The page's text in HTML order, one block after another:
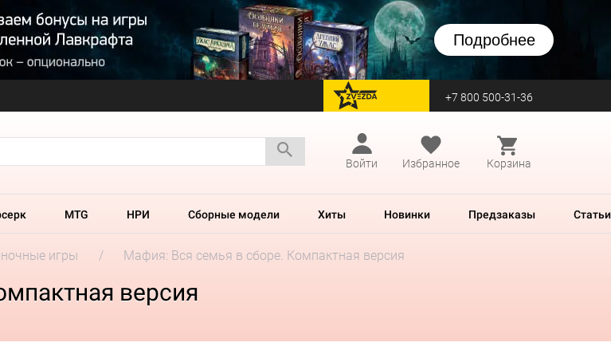
Подробнее
перейти на Zvezda +7 800 500-31-36
Войти
Избранное Корзина
MTG НРИ Сборные модели Хиты Новинки Предзаказы Статьи
игры Мафия: Вся семья в сборе. Компактная версия
версия